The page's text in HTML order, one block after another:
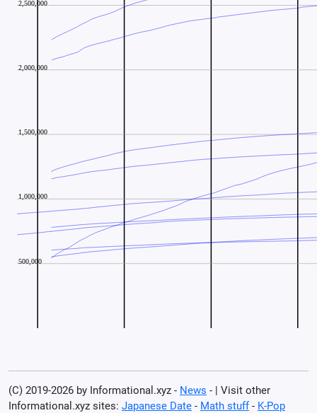
(C) 2019-2026 by Informational.xyz - News - | Visit other
Informational.xyz sites: Japanese Date - Math stuff- K-Pop